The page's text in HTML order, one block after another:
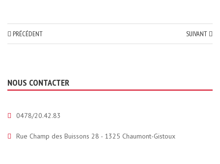
PRÉCÉDENT SUIVANT
NOUS CONTACTER
0478/20.42.83
Rue Champ des Buissons 28 - 1325 Chaumont-Gistoux